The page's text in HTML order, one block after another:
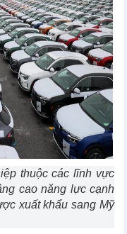
thuộc các lĩnh vực
cao năng lực cạnh
xuất khẩu sang Mỹ